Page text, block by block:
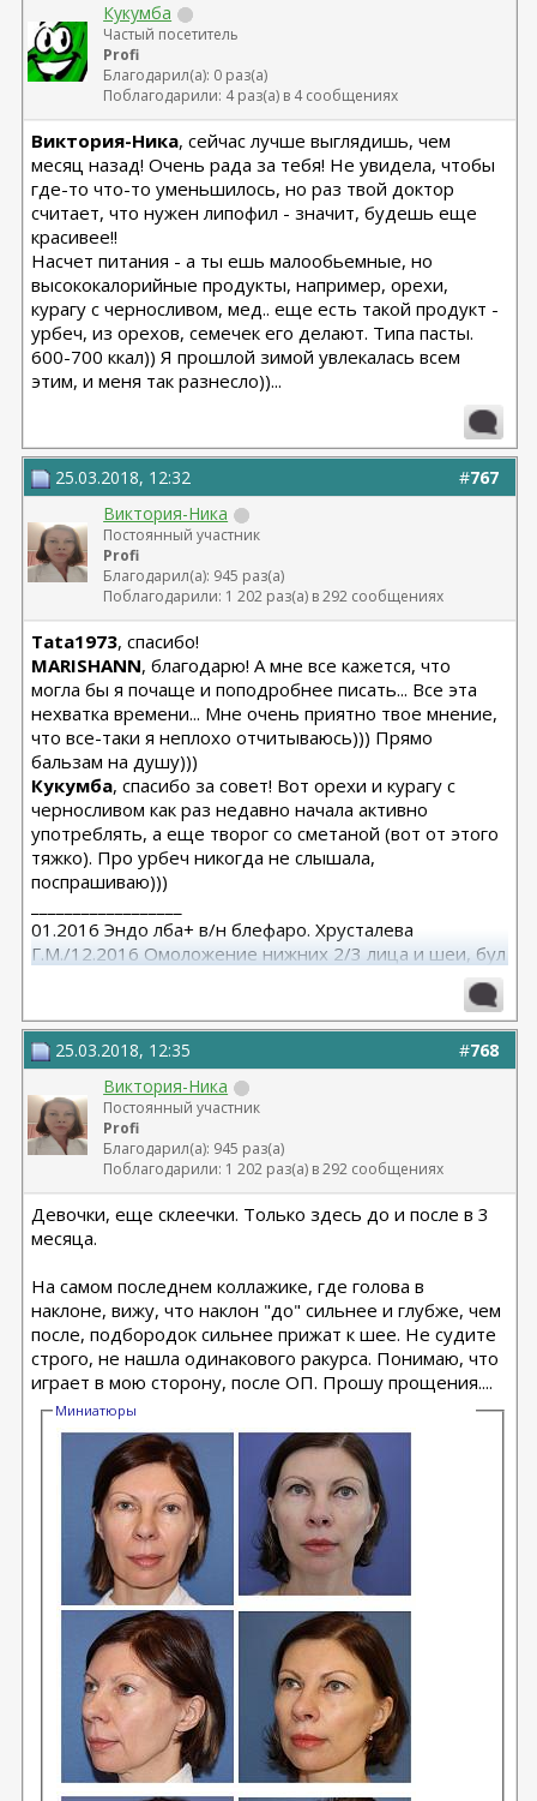
Кукумба
Частый посетитель
Profi
Благодарил(а): 0 раз(а)
Поблагодарили: 4 раз(а) в 4 сообщениях
Виктория-Ника, сейчас лучше выглядишь, чем
месяц назад! Очень рада за тебя! Не увидела, чтобы
где-то что-то уменьшилось, но раз твой доктор
считает, что нужен липофил - значит, будешь еще
красивее!!
Насчет питания - а ты ешь малообьемные, но
высококалорийные продукты, например, орехи,
курагу с черносливом, мед.. еще есть такой продукт -
урбеч, из орехов, семечек его делают. Типа пасты.
600-700 ккал)) Я прошлой зимой увлекалась всем
этим, и меня так разнесло))...
#767
25.03.2018, 12:32
Виктория-Ника
Постоянный участник
Profi
Благодарил(а): 945 раз(а)
Поблагодарили: 1 202 раз(а) в 292 сообщениях
Tata1973, спасибо!
MARISHANN, благодарю! А мне все кажется, что
могла бы я почаще и поподробнее писать... Все эта
нехватка времени... Мне очень приятно твое мнение,
что все-таки я неплохо отчитываюсь))) Прямо
бальзам на душу)))
Кукумба, спасибо за совет! Вот орехи и курагу с
черносливом как раз недавно начала активно
употреблять, а еще творог со сметаной (вот от этого
тяжко). Про урбеч никогда не слышала,
поспрашиваю)))
01.2016 Эндо лба+ в/н блефаро. Хрусталева
Г.М./12.2016 Омоложение нижних 2/3 лица и шеи, бул
#768
25.03.2018, 12:35
Виктория-Ника
Постоянный участник
Profi
Благодарил(а): 945 раз(а)
Поблагодарили: 1 202 раз(а) в 292 сообщениях
Девочки, еще склеечки. Только здесь до и после в 3
месяца.
На самом последнем коллажике, где голова в
наклоне, вижу, что наклон "до" сильнее и глубже, чем
после, подбородок сильнее прижат к шее. Не судите
строго, не нашла одинакового ракурса. Понимаю, что
играет в мою сторону, после ОП. Прошу прощения....
Миниатюры